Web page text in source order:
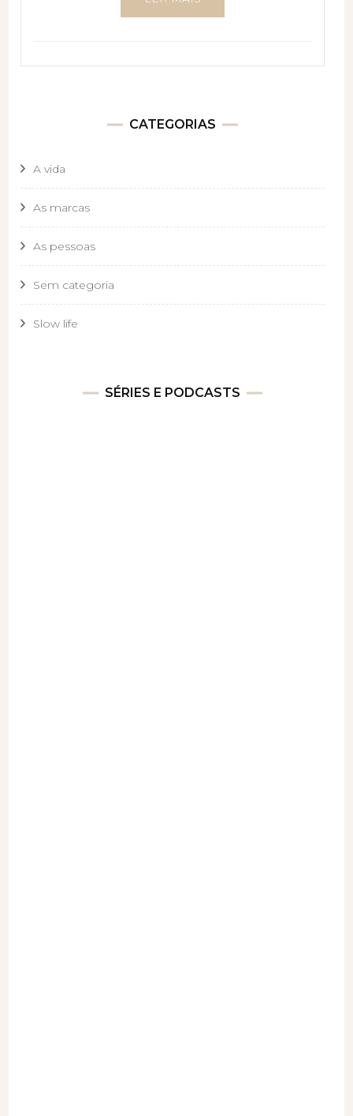
CATEGORIAS
A vida
As marcas
As pessoas
Sem categoria
Slow life
SÉRIES E PODCASTS